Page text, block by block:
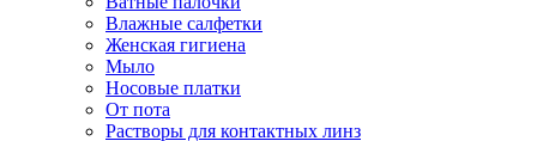
Влажные салфетки
Женская гигиена
Мыло
Носовые платки
От пота
Растворы для контактных линз